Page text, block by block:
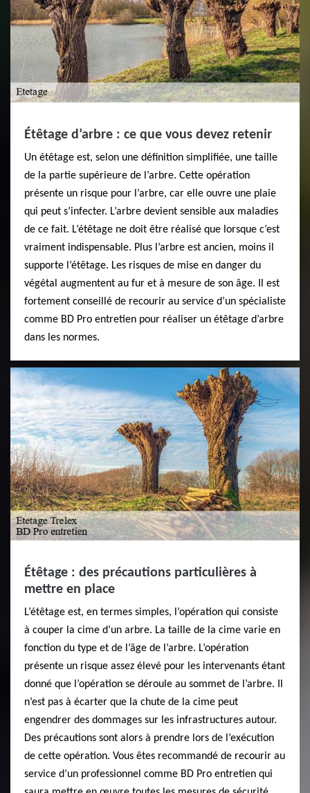
Étêtage d’arbre : ce que vous devez retenir
Un étêtage est, selon une définition simplifiée, une taille
de la partie supérieure de l’arbre. Cette opération
présente un risque pour l’arbre, car elle ouvre une plaie
qui peut s’infecter. L’arbre devient sensible aux maladies
de ce fait. L’étêtage ne doit être réalisé que lorsque c’est
vraiment indispensable. Plus l’arbre est ancien, moins il
supporte l’étêtage. Les risques de mise en danger du
végétal augmentent au fur et à mesure de son âge. Il est
fortement conseillé de recourir au service d’un spécialiste
comme BD Pro entretien pour réaliser un étêtage d’arbre
dans les normes.
Étêtage : des précautions particulières à
mettre en place
L’étêtage est, en termes simples, l’opération qui consiste
à couper la cime d’un arbre. La taille de la cime varie en
fonction du type et de l’âge de l’arbre. L’opération
présente un risque assez élevé pour les intervenants étant
donné que l’opération se déroule au sommet de l’arbre. Il
n’est pas à écarter que la chute de la cime peut
engendrer des dommages sur les infrastructures autour.
Des précautions sont alors à prendre lors de l’exécution
de cette opération. Vous êtes recommandé de recourir au
service d’un professionnel comme BD Pro entretien qui